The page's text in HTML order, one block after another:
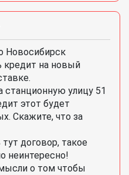
Новосибирск
на новый
станционную улицу 51
этот будет
Скажите, что за
договор, такое
неинтересно!
о том чтобы